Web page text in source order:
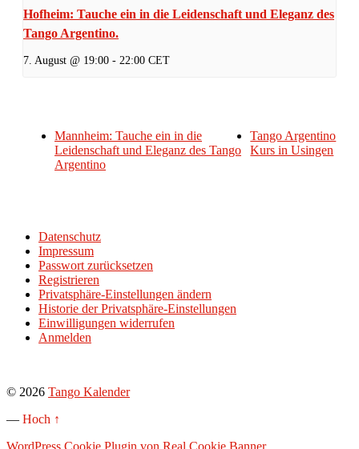
Hofheim: Tauche ein in die Leidenschaft und Eleganz des
Tango Argentino.
7. August @ 19:00 - 22:00 CET
Mannheim: Tauche ein in die
Leidenschaft und Eleganz des Tango
Argentino
Tango Argentino
Kurs in Usingen
Datenschutz
Impressum
Passwort zurücksetzen
Registrieren
Privatsphäre-Einstellungen ändern
Historie der Privatsphäre-Einstellungen
Einwilligungen widerrufen
Anmelden
© 2026 Tango Kalender
— Hoch ↑